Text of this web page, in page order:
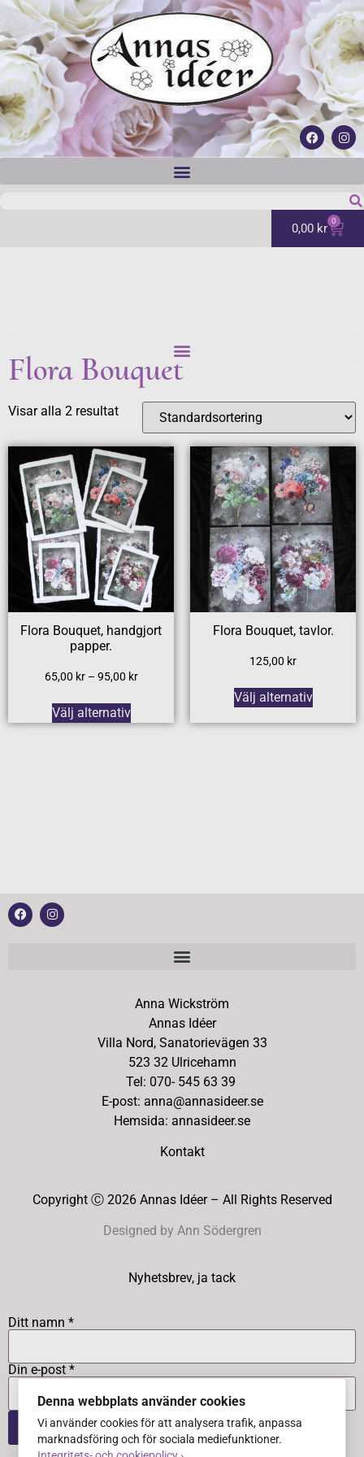
0,00 kr 0
Flora Bouquet
Visar alla 2 resultat
Flora Bouquet, handgjort
papper.
65,00 kr – 95,00 kr
Välj alternativ
Flora Bouquet, tavlor.
125,00 kr
Välj alternativ
Anna Wickström
Annas Idéer
Villa Nord, Sanatorievägen 33
523 32 Ulricehamn
Tel: 070- 545 63 39
E-post: anna@annasideer.se
Hemsida: annasideer.se
Kontakt
Copyright Ⓒ 2026 Annas Idéer – All Rights Reserved
Designed by Ann Södergren
Nyhetsbrev, ja tack
Ditt namn *
Din e-post *
Denna webbplats använder cookies
Vi använder cookies för att analysera trafik, anpassa
marknadsföring och för sociala mediefunktioner.